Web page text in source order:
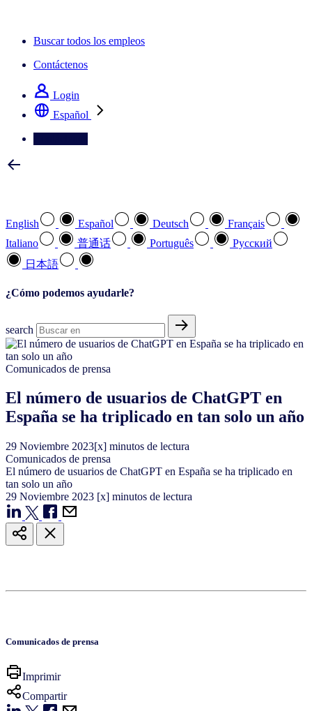
Buscar todos los empleos
Contáctenos
Login
Español
English Español Deutsch
Français
Italiano
普通话 Português
Pусский
日本語
¿Cómo podemos ayudarle?
search
Comunicados de prensa
El número de usuarios de ChatGPT en
España se ha triplicado en tan solo un año
29 Noviembre 2023[x] minutos de lectura
Comunicados de prensa
El número de usuarios de ChatGPT en España se ha triplicado en
tan solo un año
29 Noviembre 2023 [x] minutos de lectura
Comunicados de prensa
Imprimir
Compartir